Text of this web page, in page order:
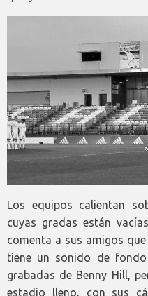
Los equipos calientan
cuyas gradas están
comenta a sus amigos
tiene un sonido de
grabadas de Benny Hill,
estadio lleno, con sus